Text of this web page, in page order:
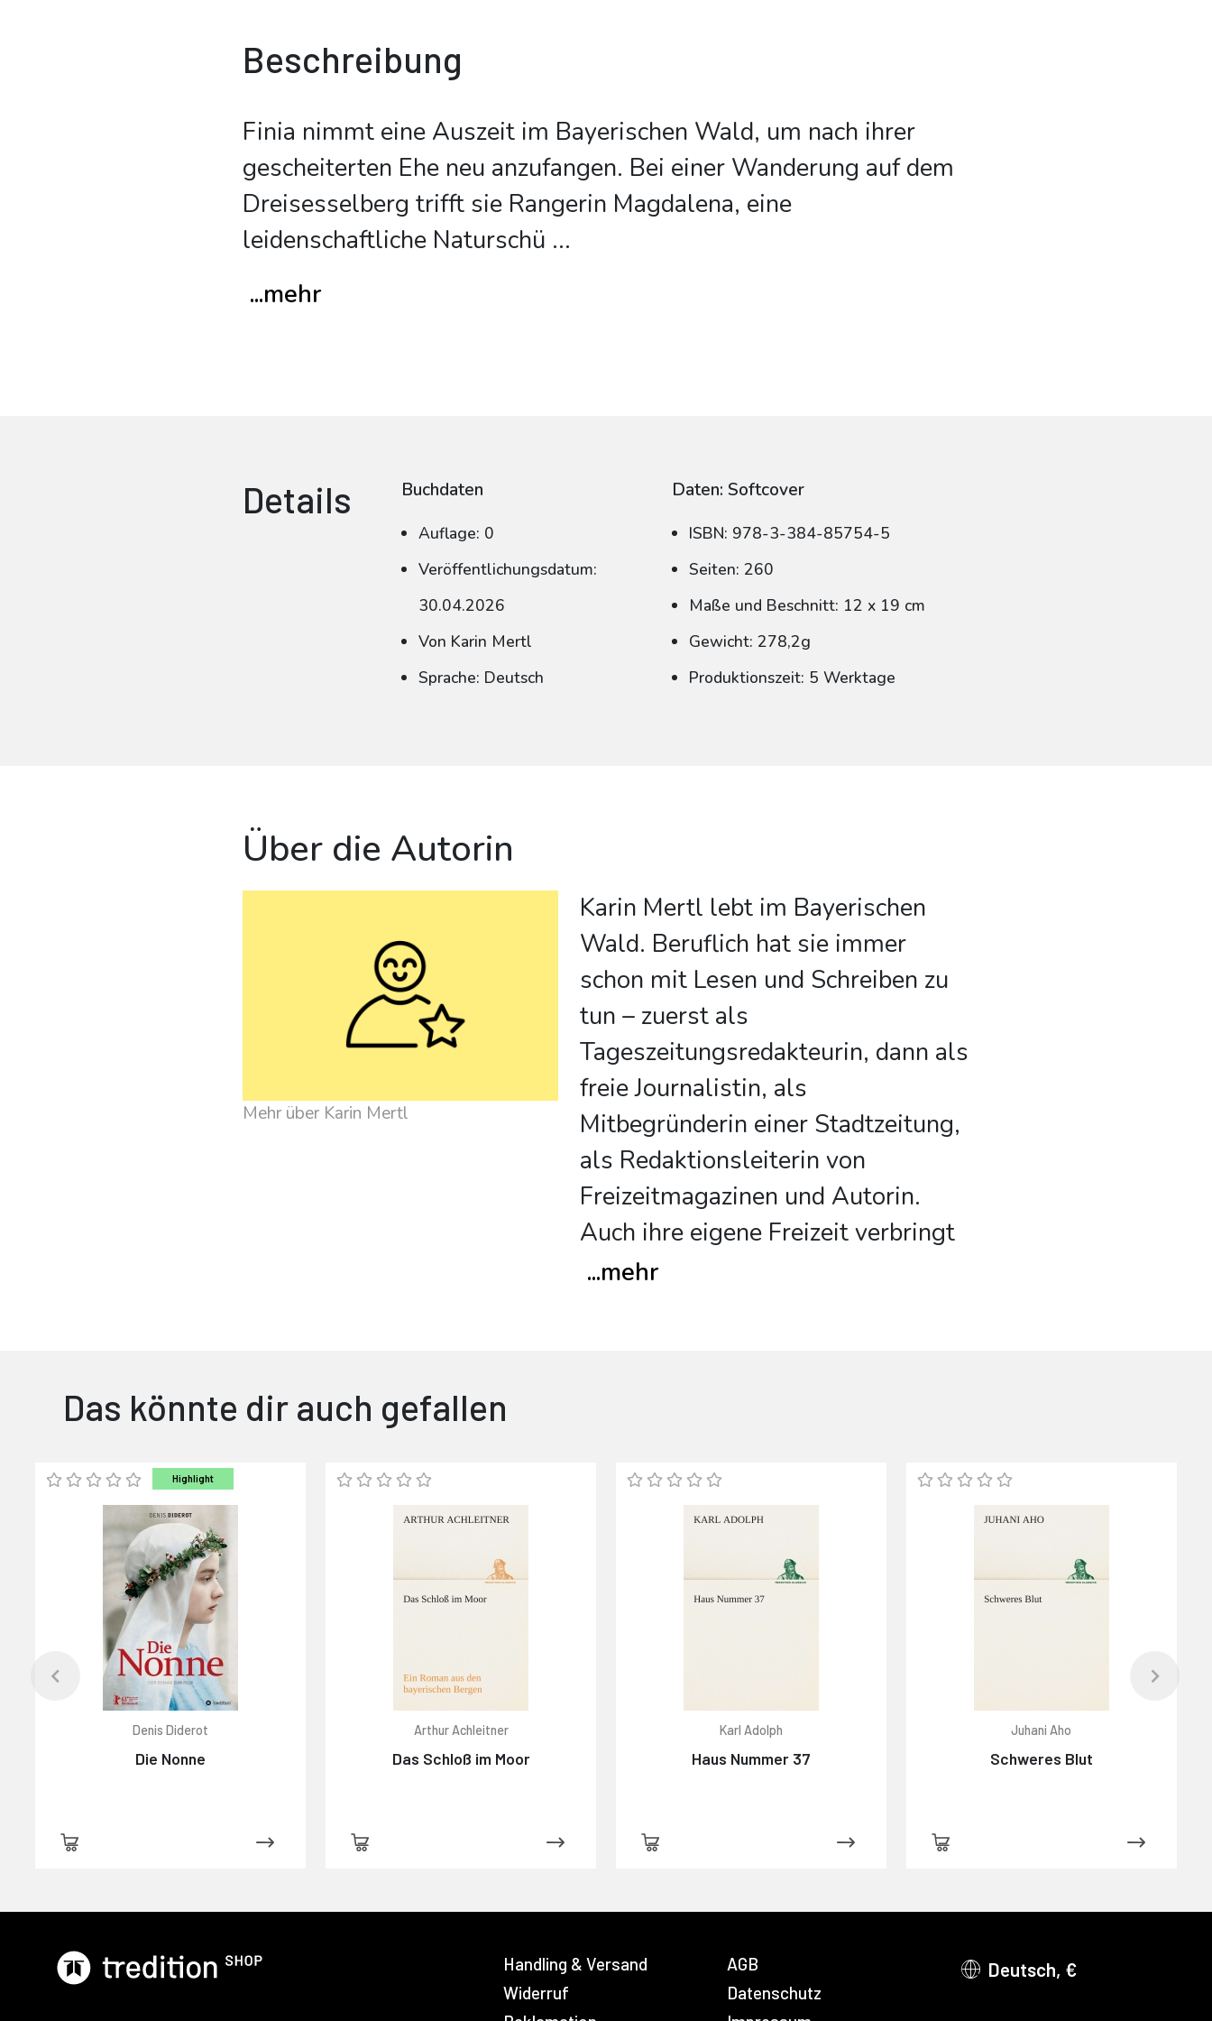
Beschreibung
Finia nimmt eine Auszeit im Bayerischen Wald, um nach ihrer
gescheiterten Ehe neu anzufangen. Bei einer Wanderung auf dem
Dreisesselberg trifft sie Rangerin Magdalena, eine
leidenschaftliche Naturschü ...
...mehr
Details Buchdaten
Auflage: 0
Veröffentlichungsdatum:
30.04.2026
Von Karin Mertl
Sprache: Deutsch
Daten: Softcover
ISBN: 978-3-384-85754-5
Seiten: 260
Maße und Beschnitt: 12 x 19 cm
Gewicht: 278,2g
Produktionszeit: 5 Werktage
Über die Autorin
Mehr über Karin Mertl
Karin Mertl lebt im Bayerischen
Wald. Beruflich hat sie immer
schon mit Lesen und Schreiben zu
tun – zuerst als
Tageszeitungsredakteurin, dann als
freie Journalistin, als
Mitbegründerin einer Stadtzeitung,
als Redaktionsleiterin von
Freizeitmagazinen und Autorin.
Auch ihre eigene Freizeit verbringt
...mehr
Das könnte dir auch gefallen
Highlight
Denis Diderot
Die Nonne
Arthur Achleitner
Das Schloß im Moor
Karl Adolph
Haus Nummer 37
Juhani Aho
Schweres Blut
Handling & Versand
Widerruf
AGB
Datenschutz
Deutsch, €